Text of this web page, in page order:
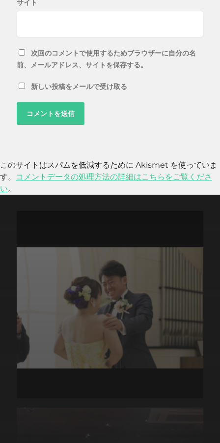
サイト
次回のコメントで使用するためブラウザーに自分の名
前、メールアドレス、サイトを保存する。
新しい投稿をメールで受け取る
このサイトはスパムを低減するために Akismet を使っていま
す。
コメントデータの処理方法の詳細はこちらをご覧くださ
い。